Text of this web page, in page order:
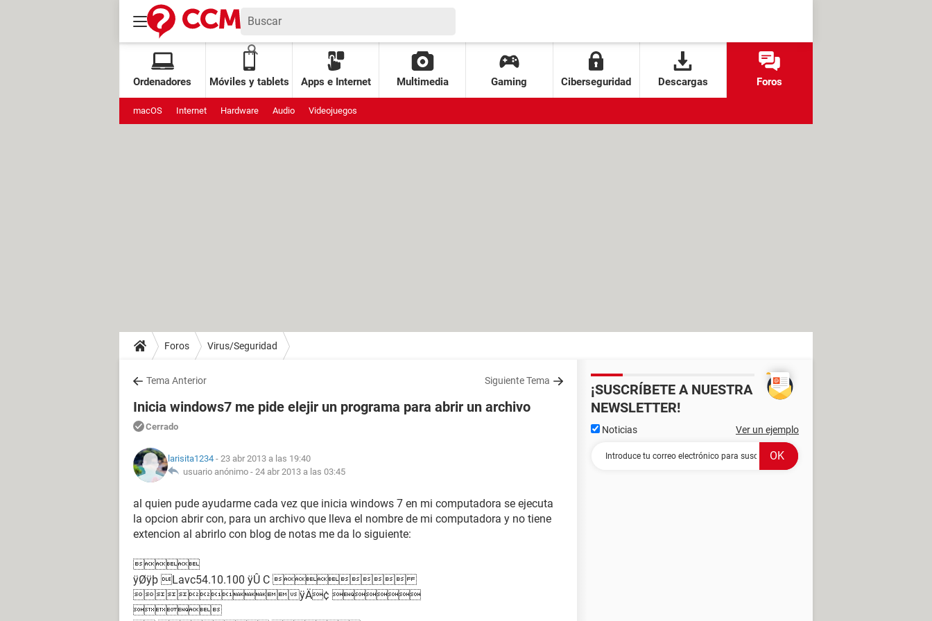
Ordenadores Móviles y tablets Apps e Internet Multimedia Gaming Ciberseguridad Descargas Foros
macOS Internet Hardware Audio Videojuegos
Foros Virus/Seguridad
Tema Anterior Siguiente Tema
Inicia windows7 me pide elejir un programa para abrir un archivo
Cerrado
larisita1234 - 23 abr 2013 a las 19:40
usuario anónimo - 24 abr 2013 a las 03:45
al quien pude ayudarme cada vez que inicia windows 7 en mi computadora se ejecuta
la opcion abrir con, para un archivo que lleva el nombre de mi computadora y no tiene
extencion al abrirlo con blog de notas me da lo siguiente:

ÿØÿþ Lavc54.10.100 ÿÛ C 
ÿÄ¢ 

¡SUSCRÍBETE A NUESTRA
NEWSLETTER!
Noticias Ver un ejemplo